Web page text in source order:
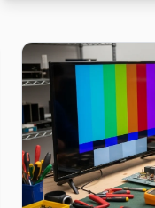
Panel tamiri, anakart